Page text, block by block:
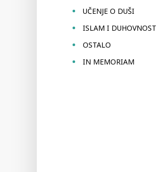
UČENJE O DUŠI
ISLAM I DUHOVNOST
OSTALO
IN MEMORIAM